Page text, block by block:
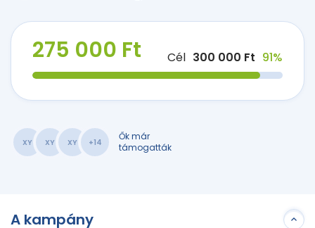
275 000 Ft Cél 300 000 Ft 91%
XY XY XY +14
Ők már
támogatták
A kampány